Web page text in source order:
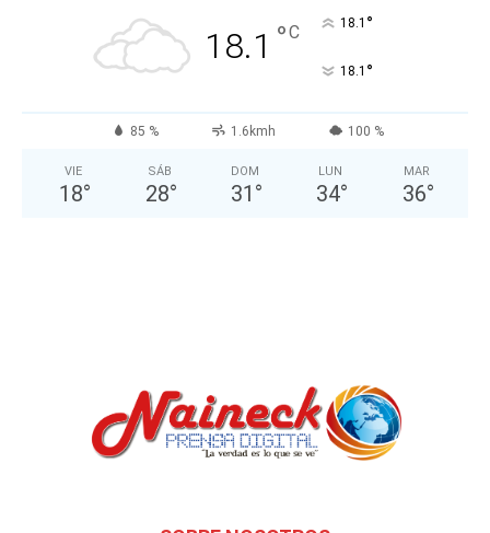
18.1 °C 18.1 °
18.1 °
85 % 1.6kmh 100 %
VIE
18°
SÁB
28°
DOM
31 °
LUN
34°
MAR
36°